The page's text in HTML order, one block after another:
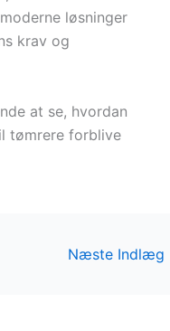
løsninger
krav og
at se, hvordan
tømrere forblive
Næste Indlæg